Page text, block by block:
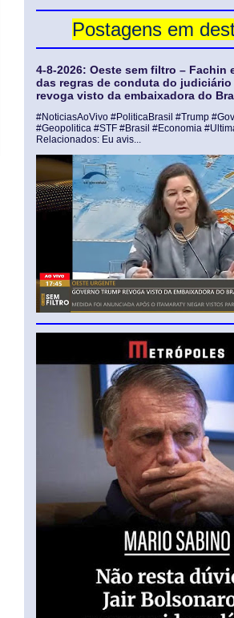
Postagens em
4-8-2026: Oeste sem filtro – Fachin
das regras de conduta do judiciário
revoga visto da embaixadora do
#NoticiasAoVivo #PoliticaBrasil #Trump
#Geopolitica #STF #Brasil #Economia
Relacionados: Eu avis...